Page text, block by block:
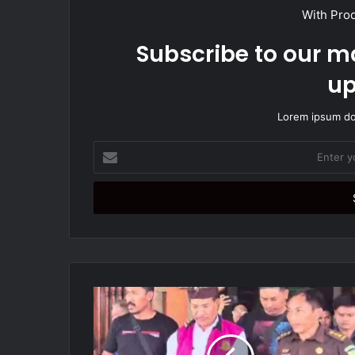
With
Subscribe to our
Lorem ipsum
t
r
m
a
i